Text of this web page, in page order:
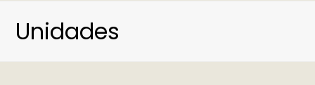
Unidades